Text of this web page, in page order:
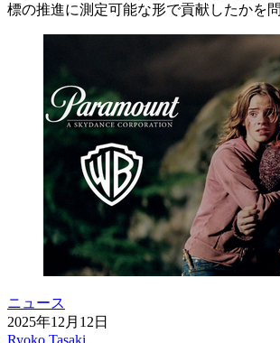
標の推進に測定可能な形で貢献したかを問
ニュース
2025年12月12日
Ryoko Tasaki